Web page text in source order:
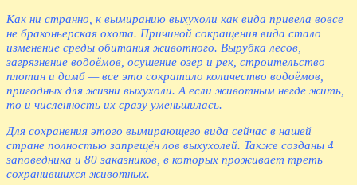
Как ни странно, к вымиранию выхухоли как вида привела вовсе
не браконьерская охота. Причиной сокращения вида стало
изменение среды обитания животного. Вырубка лесов,
загрязнение водоёмов, осушение озер и рек, строительство
плотин и дамб — все это сократило количество водоёмов,
пригодных для жизни выхухоли. А если животным негде жить,
то и численность их сразу уменьшилась.
Для сохранения этого вымирающего вида сейчас в нашей
стране полностью запрещён лов выхухолей. Также созданы 4
заповедника и 80 заказников, в которых проживает треть
сохранившихся животных.